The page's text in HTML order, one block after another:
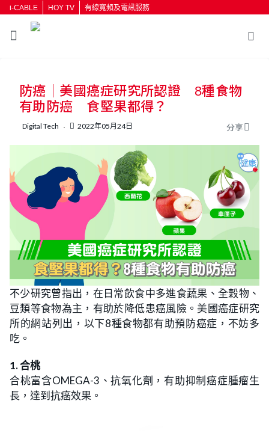
i-CABLE HOY TV 有線寬頻及電訊服務
防癌｜美國癌症研究所認證 8種食物
有助防癌 食堅果都得？
Digital Tech 2022年05月24日 分享
不少研究曾指出，在日常飲食中多進食蔬果、全穀物、
豆類等食物為主，有助於降低患癌風險。美國癌症研究
所的網站列出，以下8種食物都有助預防癌症，不妨多
吃。
1. 合桃
合桃富含OMEGA-3、抗氧化劑，有助抑制癌症腫瘤生
長，達到抗癌效果。